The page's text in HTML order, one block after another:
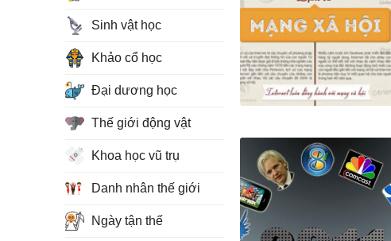
Sinh vật học
Khảo cổ học
Đại dương học
Thế giới động vật
Khoa học vũ trụ
Danh nhân thế giới
Ngày tận thế